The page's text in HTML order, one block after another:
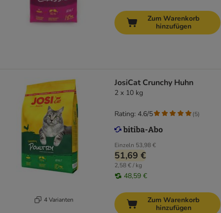
Zum Warenkorb
hinzufügen
4 Varianten
JosiCat Crunchy Huhn
2 x 10 kg
Einzeln 53,98 €
51,69 €
2,58 € / kg
48,59 €
Rating: 4.6/5 (5)
Zum Warenkorb
hinzufügen